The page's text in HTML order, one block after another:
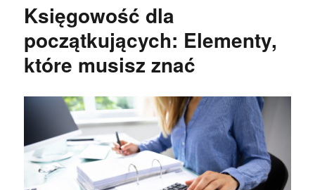
Księgowość dla
początkujących: Elementy,
które musisz znać